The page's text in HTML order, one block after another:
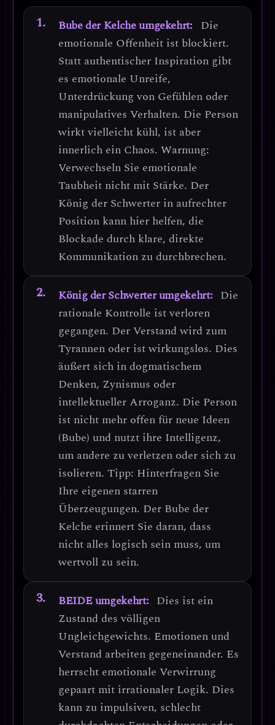
Bube der Kelche umgekehrt: Die
emotionale Offenheit ist blockiert.
Statt authentischer Inspiration gibt
es emotionale Unreife,
Unterdrückung von Gefühlen oder
manipulatives Verhalten. Die Person
wirkt vielleicht kühl, ist aber
innerlich ein Chaos. Warnung:
Verwechseln Sie emotionale
Taubheit nicht mit Stärke. Der
König der Schwerter in aufrechter
Position kann hier helfen, die
Blockade durch klare, direkte
Kommunikation zu durchbrechen.
König der Schwerter umgekehrt: Die
rationale Kontrolle ist verloren
gegangen. Der Verstand wird zum
Tyrannen oder ist wirkungslos. Dies
äußert sich indogmatischem
Denken, Zynismus oder
intellektueller Arroganz. Die Person
ist nicht mehr offen für neue Ideen
(Bube) und nutzt ihre Intelligenz,
um andere zu verletzen oder sich zu
isolieren. Tipp: Hinterfragen Sie
Ihre eigenen starren
Überzeugungen. Der Bube der
Kelche erinnert Sie daran, dass
nicht alles logisch sein muss, um
wertvoll zu sein.
BEIDE umgekehrt: Dies ist ein
Zustand des völligen
Ungleichgewichts. Emotionen und
Verstand arbeiten gegeneinander. Es
herrscht emotionale Verwirrung
gepaart mit irrationaler Logik. Dies
kann zu impulsiven, schlecht